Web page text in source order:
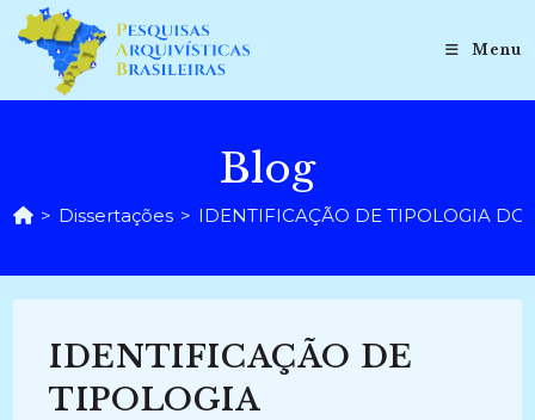
para
conteúdo
Menu
Blog
> Dissertações > IDENTIFICAÇÃO DE TIPOLOGIA
IDENTIFICAÇÃO DE
TIPOLOGIA